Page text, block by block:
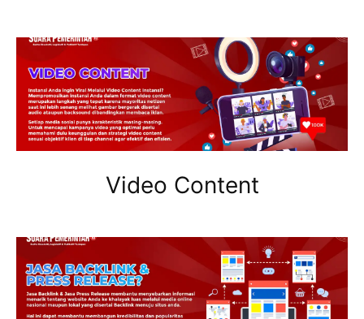
Video Content